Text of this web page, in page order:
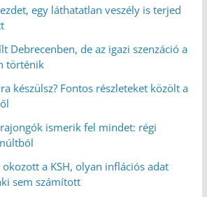
egy láthatatlan veszély is terjed
Debrecenben, de az igazi szenzáció a
történik
készülsz? Fontos részleteket közölt a
ismerik fel mindet: régi
a KSH, olyan inflációs adat
sem számított